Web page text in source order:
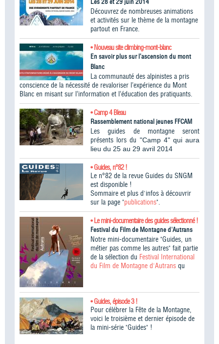
Découvrez de nombreuses animations
et activités sur le thème de la montagne
partout en France.
• Nouveau site climbing-mont-blanc
En savoir plus sur l’ascension du mont
Blanc
La communauté des alpinistes a pris
conscience de la nécessité de revaloriser l’expérience du Mont
Blanc en misant sur l’information et l’éducation des pratiquants.
• Camp 4 Bleau
Rassemblement national jeunes FFCAM
Les guides de montagne seront
présents lors du "Camp 4" qui aura
lieu du 25 au 29 avril 2014
• Guides, n°82 !
Le n°82 de la revue Guides du SNGM
est disponible !
Sommaire et plus d'infos à découvrir
sur la page "publications".
• Le mini-documentaire des guides sélectionné !
Festival du Film de Montagne d'Autrans
Notre mini-documentaire "Guides, un
métier pas comme les autres" fait partie
de la sélection du Festival International
du Film de Montagne d'Autrans qu
• Guides, épisode 3 !
Pour célébrer la Fête de la Montagne,
voici le troisième et dernier épisode de
la mini-série "Guides" !